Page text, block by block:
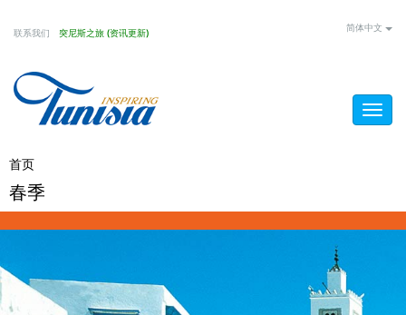
Skip
content
简体中文
联系我们 突尼斯之旅 (资讯更新)
You
are
here
首页
春季